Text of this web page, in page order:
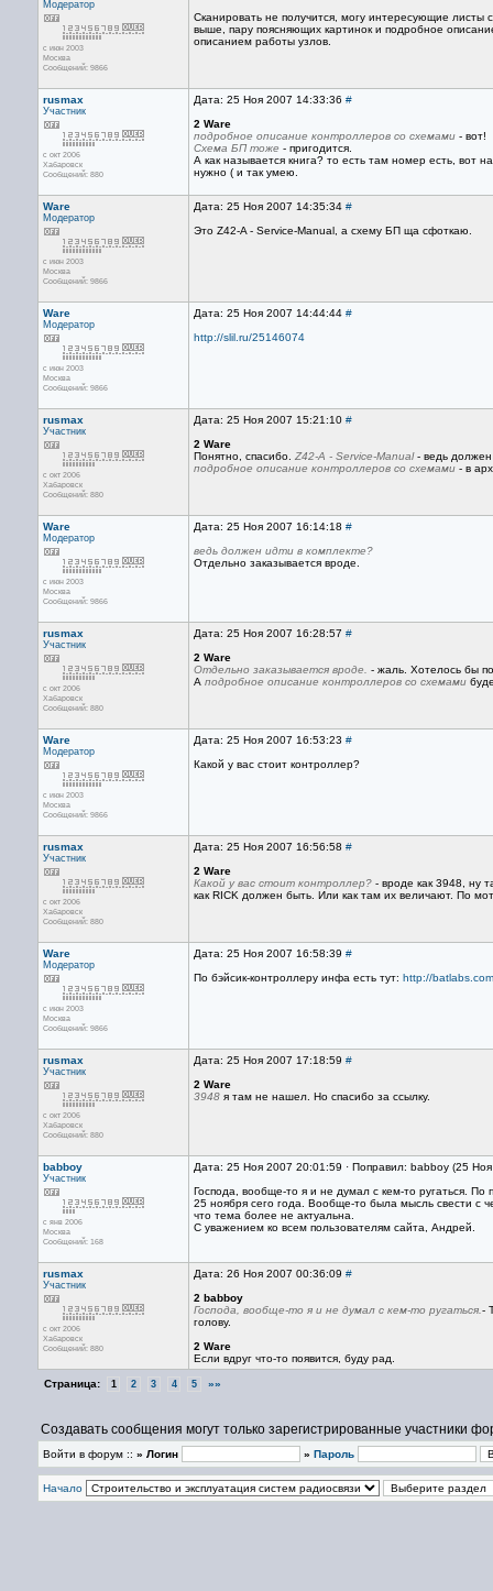
Модератор
с июн 2003
Москва
Сообщений: 9866
Сканировать не получится, могу интересующие листы
выше, пару поясняющих картинок и подробное
описанием работы узлов.
rusmax
Участник
с окт 2006
Хабаровск
Сообщений: 880
Дата: 25 Ноя 2007 14:33:36 #
2 Ware
подробное описание контроллеров со схемами - вот!
Схема БП тоже - пригодится.
А как называется книга? то есть там номер есть, вот
нужно ( и так умею.
Ware
Модератор
с июн 2003
Москва
Сообщений: 9866
Дата: 25 Ноя 2007 14:35:34 #
Это Z42-A - Service-Manual, а схему БП ща сфоткаю.
Ware
Модератор
с июн 2003
Москва
Сообщений: 9866
Дата: 25 Ноя 2007 14:44:44 #
http://slil.ru/25146074
rusmax
Участник
с окт 2006
Хабаровск
Сообщений: 880
Дата: 25 Ноя 2007 15:21:10 #
2 Ware
Понятно, спасибо. Z42-A - Service-Manual- ведь должен
подробное описание контроллеров со схемами - в
Ware
Модератор
с июн 2003
Москва
Сообщений: 9866
Дата: 25 Ноя 2007 16:14:18 #
ведь должен идти в комплекте?
Отдельно заказывается вроде.
rusmax
Участник
с окт 2006
Хабаровск
Сообщений: 880
Дата: 25 Ноя 2007 16:28:57 #
2 Ware
Отдельно заказывается вроде.
- жаль. Хотелось бы
А подробное описание контроллеров со схемами
Ware
Модератор
с июн 2003
Москва
Сообщений: 9866
Дата: 25 Ноя 2007 16:53:23 #
Какой у вас стоит контроллер?
rusmax
Участник
с окт 2006
Хабаровск
Сообщений: 880
Дата: 25 Ноя 2007 16:56:58 #
2 Ware
Какой у вас стоит контроллер? - вроде как 3948, ну
как RICK должен быть. Или как там их величают. По
Ware
Модератор
с июн 2003
Москва
Сообщений: 9866
Дата: 25 Ноя 2007 16:58:39 #
По бэйсик-контроллеру инфа есть тут: http://
rusmax
Участник
с окт 2006
Хабаровск
Сообщений: 880
Дата: 25 Ноя 2007 17:18:59 #
2 Ware
3948 я там не нашел. Но спасибо за ссылку.
babboy
Участник
с янв 2006
Москва
Сообщений: 168
Дата: 25 Ноя 2007 20:01:59 · Поправил: babboy (25
Господа, вообще-то я и не думал с кем-то ругаться.
25 ноября сего года. Вообще-то была мысль свести с
что тема более не актуальна.
С уважением ко всем пользователям сайта, Андрей.
rusmax
Участник
с окт 2006
Хабаровск
Сообщений: 880
Дата: 26 Ноя 2007 00:36:09 #
2 babboy
Господа, вообще-то я и не думал с кем-то ругаться. -
голову.
2 Ware
Если вдруг что-то появится, буду рад.
Страница: 1 2 3 4 5 »»
Создавать сообщения могут только зарегистрированные участники
Войти в форум :: » Логин » Пароль
Начало